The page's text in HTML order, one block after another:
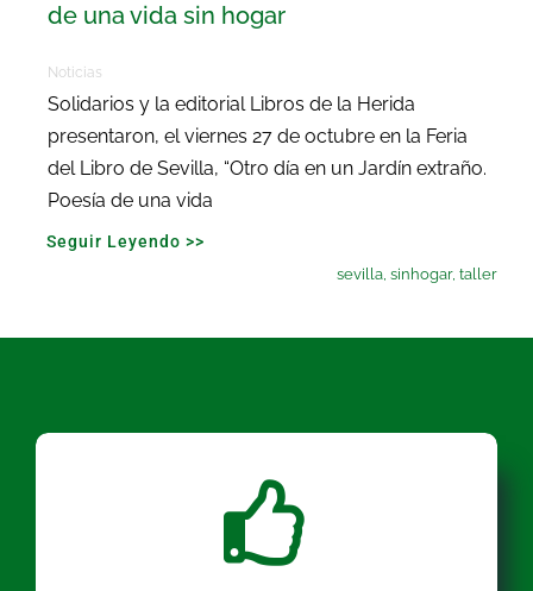
de una vida sin hogar
Noticias
Solidarios y la editorial Libros de la Herida
presentaron, el viernes 27 de octubre en la Feria
del Libro de Sevilla, “Otro día en un Jardín extraño.
Poesía de una vida
Seguir Leyendo >>
sevilla,sinhogar,taller